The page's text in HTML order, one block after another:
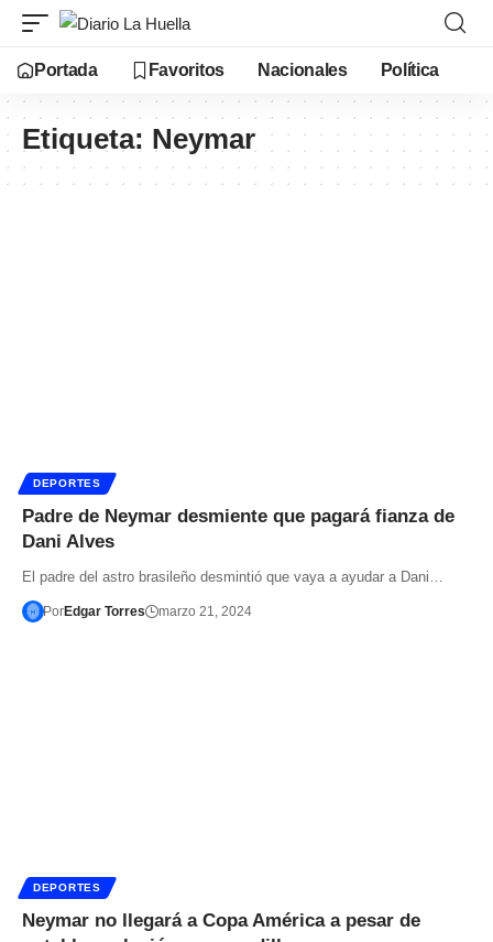
Portada Favoritos Nacionales Política
Etiqueta: Neymar
DEPORTES
Padre de Neymar desmiente que pagará fianza de
Dani Alves
El padre del astro brasileño desmintió que vaya a ayudar a Dani…
PorEdgar Torres marzo 21, 2024
DEPORTES
Neymar no llegará a Copa América a pesar de